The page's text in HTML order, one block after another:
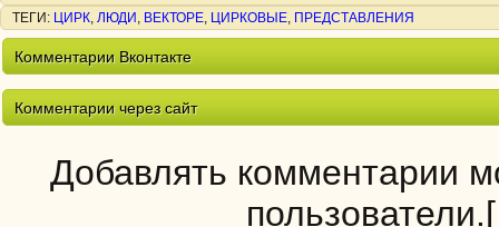
ТЕГИ : ЦИРК, ЛЮДИ , ВЕКТОРЕ, ЦИРКОВЫЕ, ПРЕДСТАВЛЕНИЯ
Комментарии Вконтакте
Комментарии через сайт
Добавлять комментарии
пользователи.